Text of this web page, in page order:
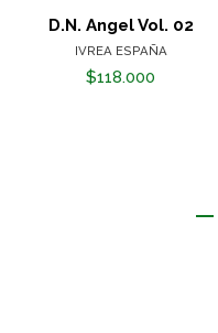
D.N. Angel Vol. 02
IVREA ESPAÑA
$118.000